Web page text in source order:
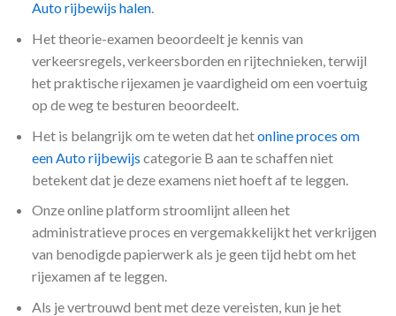
Auto rijbewijs halen.
Het theorie-examen beoordeelt je kennis van
verkeersregels, verkeersborden en rijtechnieken, terwijl
het praktische rijexamen je vaardigheid om een voertuig
op de weg te besturen beoordeelt.
Het is belangrijk om te weten dat hetonline proces om
een Auto rijbewijs categorie B aan te schaffen niet
betekent dat je deze examens niet hoeft af te leggen.
Onze online platform stroomlijnt alleen het
administratieve proces en vergemakkelijkt het verkrijgen
van benodigde papierwerk als je geen tijd hebt om het
rijexamen af te leggen.
Als je vertrouwd bent met deze vereisten, kun je het